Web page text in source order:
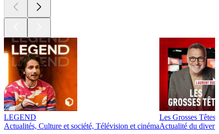
LEGEND
Actualités, Culture et société, Télévision et cinéma
Les Grosses Têtes
Actualité du